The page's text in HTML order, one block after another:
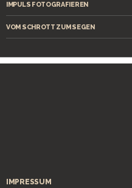
IMPULS FOTOGRAFIEREN
VOM SCHROTT ZUM SEGEN
IMPRESSUM